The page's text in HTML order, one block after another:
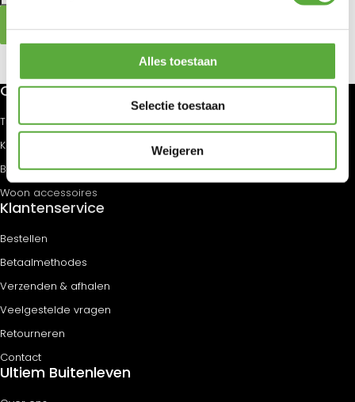
Alles toestaan
Selectie toestaan
Weigeren
Categorieën
Tuinmeubelen
Kamperen
Barbecues
Woon accessoires
Klantenservice
Bestellen
Betaalmethodes
Verzenden & afhalen
Veelgestelde vragen
Retourneren
Contact
Ultiem Buitenleven